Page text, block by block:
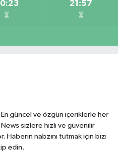
21:57
güncel ve özgün içeriklerle her
sizlere hızlı ve güvenilir
Haberin nabzını tutmak için bizi
edin.